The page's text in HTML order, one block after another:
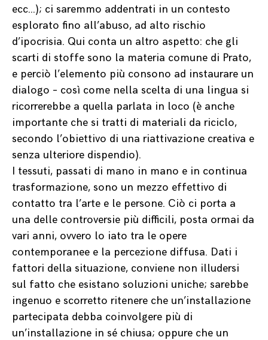
ecc…); ci saremmo addentrati in un contesto
esplorato fino all’abuso, ad alto rischio
d’ipocrisia. Qui conta un altro aspetto: che gli
scarti di stoffe sono la materia comune di Prato,
e perciò l’elemento più consono ad instaurare un
dialogo – così come nella scelta di una lingua si
ricorrerebbe a quella parlata in loco (è anche
importante che si tratti di materiali da riciclo,
secondo l’obiettivo di una riattivazione creativa e
senza ulteriore dispendio).
I tessuti, passati di mano in mano e in continua
trasformazione, sono un mezzo effettivo di
contatto tra l’arte e le persone. Ciò ci porta a
una delle controversie più difficili, posta ormai da
vari anni, ovvero lo iato tra le opere
contemporanee e la percezione diffusa. Dati i
fattori della situazione, conviene non illudersi
sul fatto che esistano soluzioni uniche; sarebbe
ingenuo e scorretto ritenere che un’installazione
partecipata debba coinvolgere più di
un’installazione in sé chiusa; oppure che un